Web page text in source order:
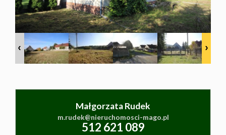
Leaflet | © MapTiler©OpenStreetMap
Małgorzata Rudek
m.rudek@nieruchomosci-mago.pl
512 621 089